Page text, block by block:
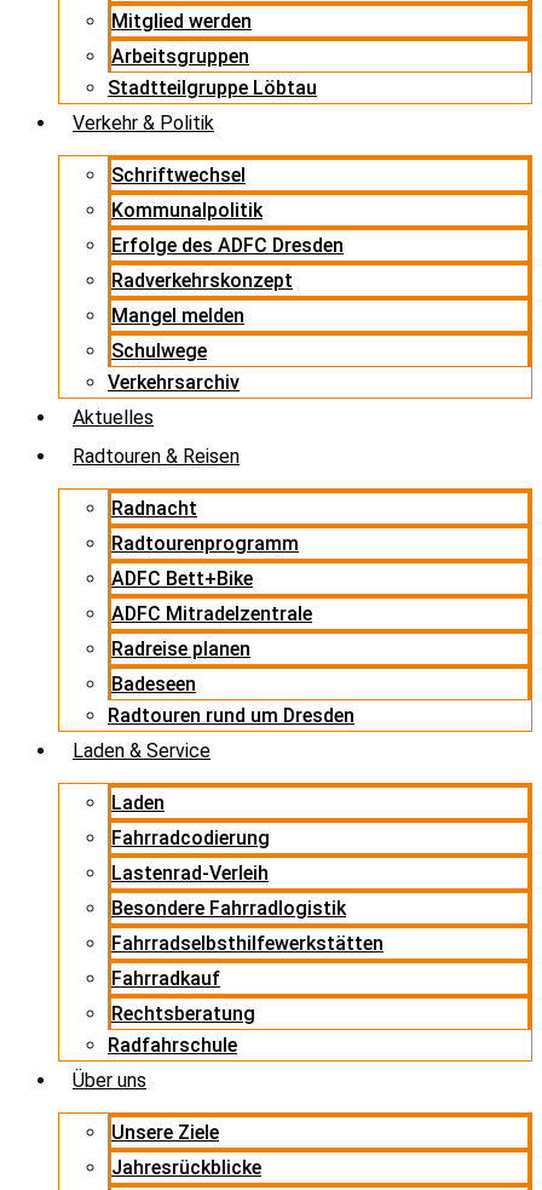
Mitglied werden
Arbeitsgruppen
Stadtteilgruppe Löbtau
Verkehr & Politik
Schriftwechsel
Kommunalpolitik
Erfolge des ADFC Dresden
Radverkehrskonzept
Mangel melden
Schulwege
Verkehrsarchiv
Aktuelles
Radtouren & Reisen
Radnacht
Radtourenprogramm
ADFC Bett+Bike
ADFC Mitradelzentrale
Radreise planen
Badeseen
Radtouren rund um Dresden
Laden & Service
Laden
Fahrradcodierung
Lastenrad-Verleih
Besondere Fahrradlogistik
Fahrradselbsthilfewerkstätten
Fahrradkauf
Rechtsberatung
Radfahrschule
Über uns
Unsere Ziele
Jahresrückblicke